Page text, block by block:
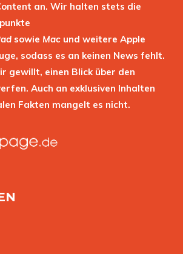
an. Wir halten stets die
sowie Mac und weitere Apple
sodass es an keinen News fehlt.
gewillt, einen Blick über den
Auch an exklusiven Inhalten
Fakten mangelt es nicht.